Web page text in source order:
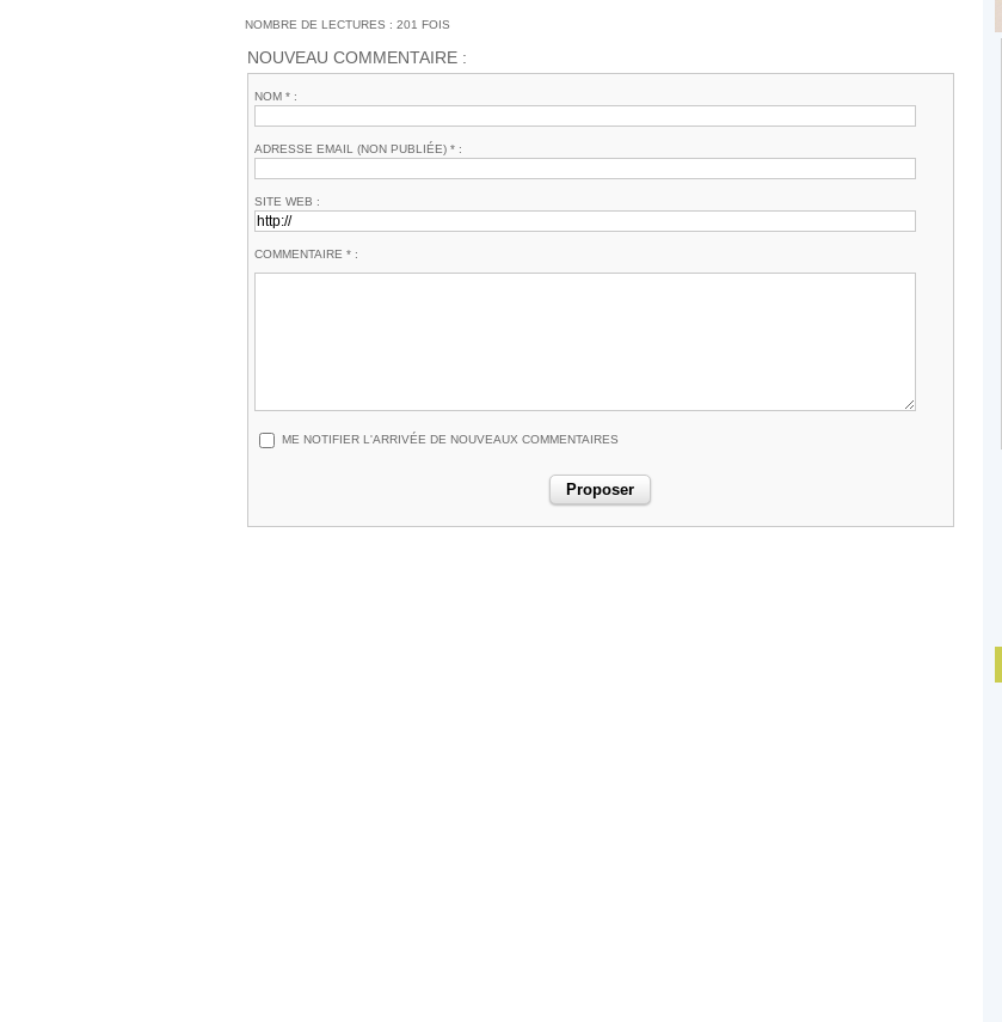
NOMBRE DE LECTURES : 201 FOIS
NOUVEAU COMMENTAIRE :
NOM * :
ADRESSE EMAIL (NON PUBLIÉE) * :
SITE WEB :
COMMENTAIRE * :
ME NOTIFIER L'ARRIVÉE DE NOUVEAUX COMMENTAIRES